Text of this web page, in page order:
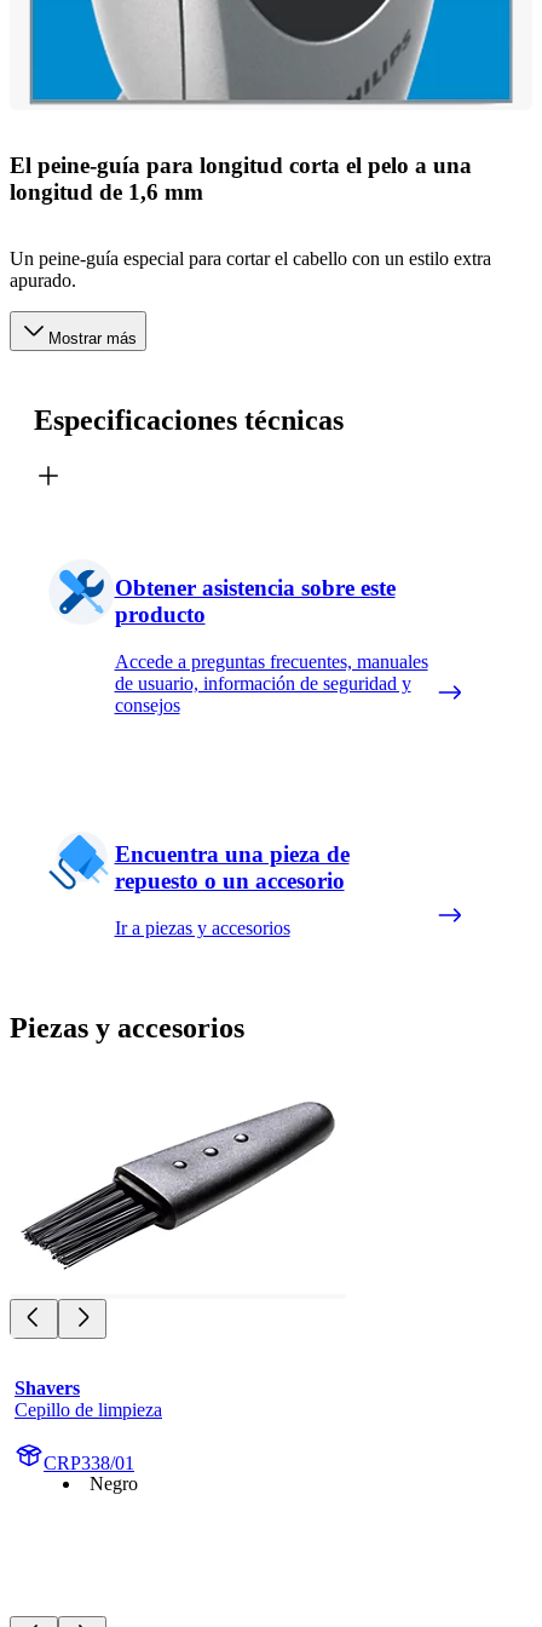
El peine-guía para longitud corta el pelo a una
longitud de 1,6 mm
Un peine-guía especial para cortar el cabello con un estilo extra
apurado.
Mostrar más
Especificaciones técnicas
Obtener asistencia sobre este
producto
Accede a preguntas frecuentes, manuales
de usuario, información de seguridad y
consejos
Encuentra una pieza de
repuesto o un accesorio
Ir a piezas y accesorios
Piezas y accesorios
Shavers
Cepillo de limpieza
CRP338/01
Negro